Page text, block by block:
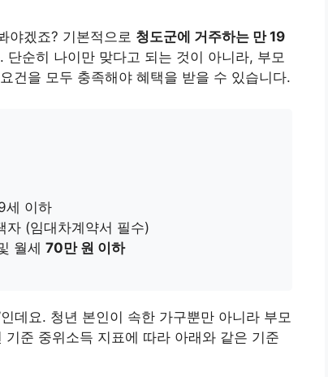
야겠죠? 기본적으로 청도군에 거주하는 만 19
단순히 나이만 맞다고 되는 것이 아니라, 부모
건을 모두 충족해야 혜택을 받을 수 있습니다.
세 이하
자 (임대차계약서 필수)
월세 70만 원 이하
데요. 청년 본인이 속한 가구뿐만 아니라 부모
준 중위소득 지표에 따라 아래와 같은 기준